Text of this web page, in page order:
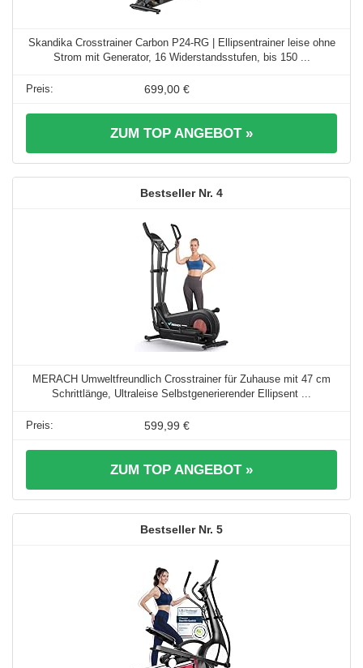
Skandika Crosstrainer Carbon P24-RG | Ellipsentrainer leise ohne
Strom mit Generator, 16 Widerstandsstufen, bis 150 ...
699,00 €
ZUM TOP ANGEBOT »
4
MERACH Umweltfreundlich Crosstrainer für Zuhause mit 47 cm
Schrittlänge, Ultraleise Selbstgenerierender Ellipsent ...
599,99 €
ZUM TOP ANGEBOT »
5